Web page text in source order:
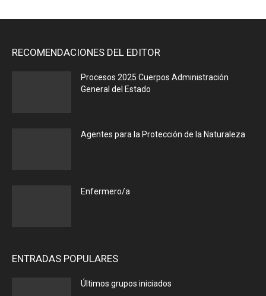
RECOMENDACIONES DEL EDITOR
Procesos 2025 Cuerpos Administración
General del Estado
Agentes para la Protección de la Naturaleza
Enfermero/a
ENTRADAS POPULARES
Últimos grupos iniciados